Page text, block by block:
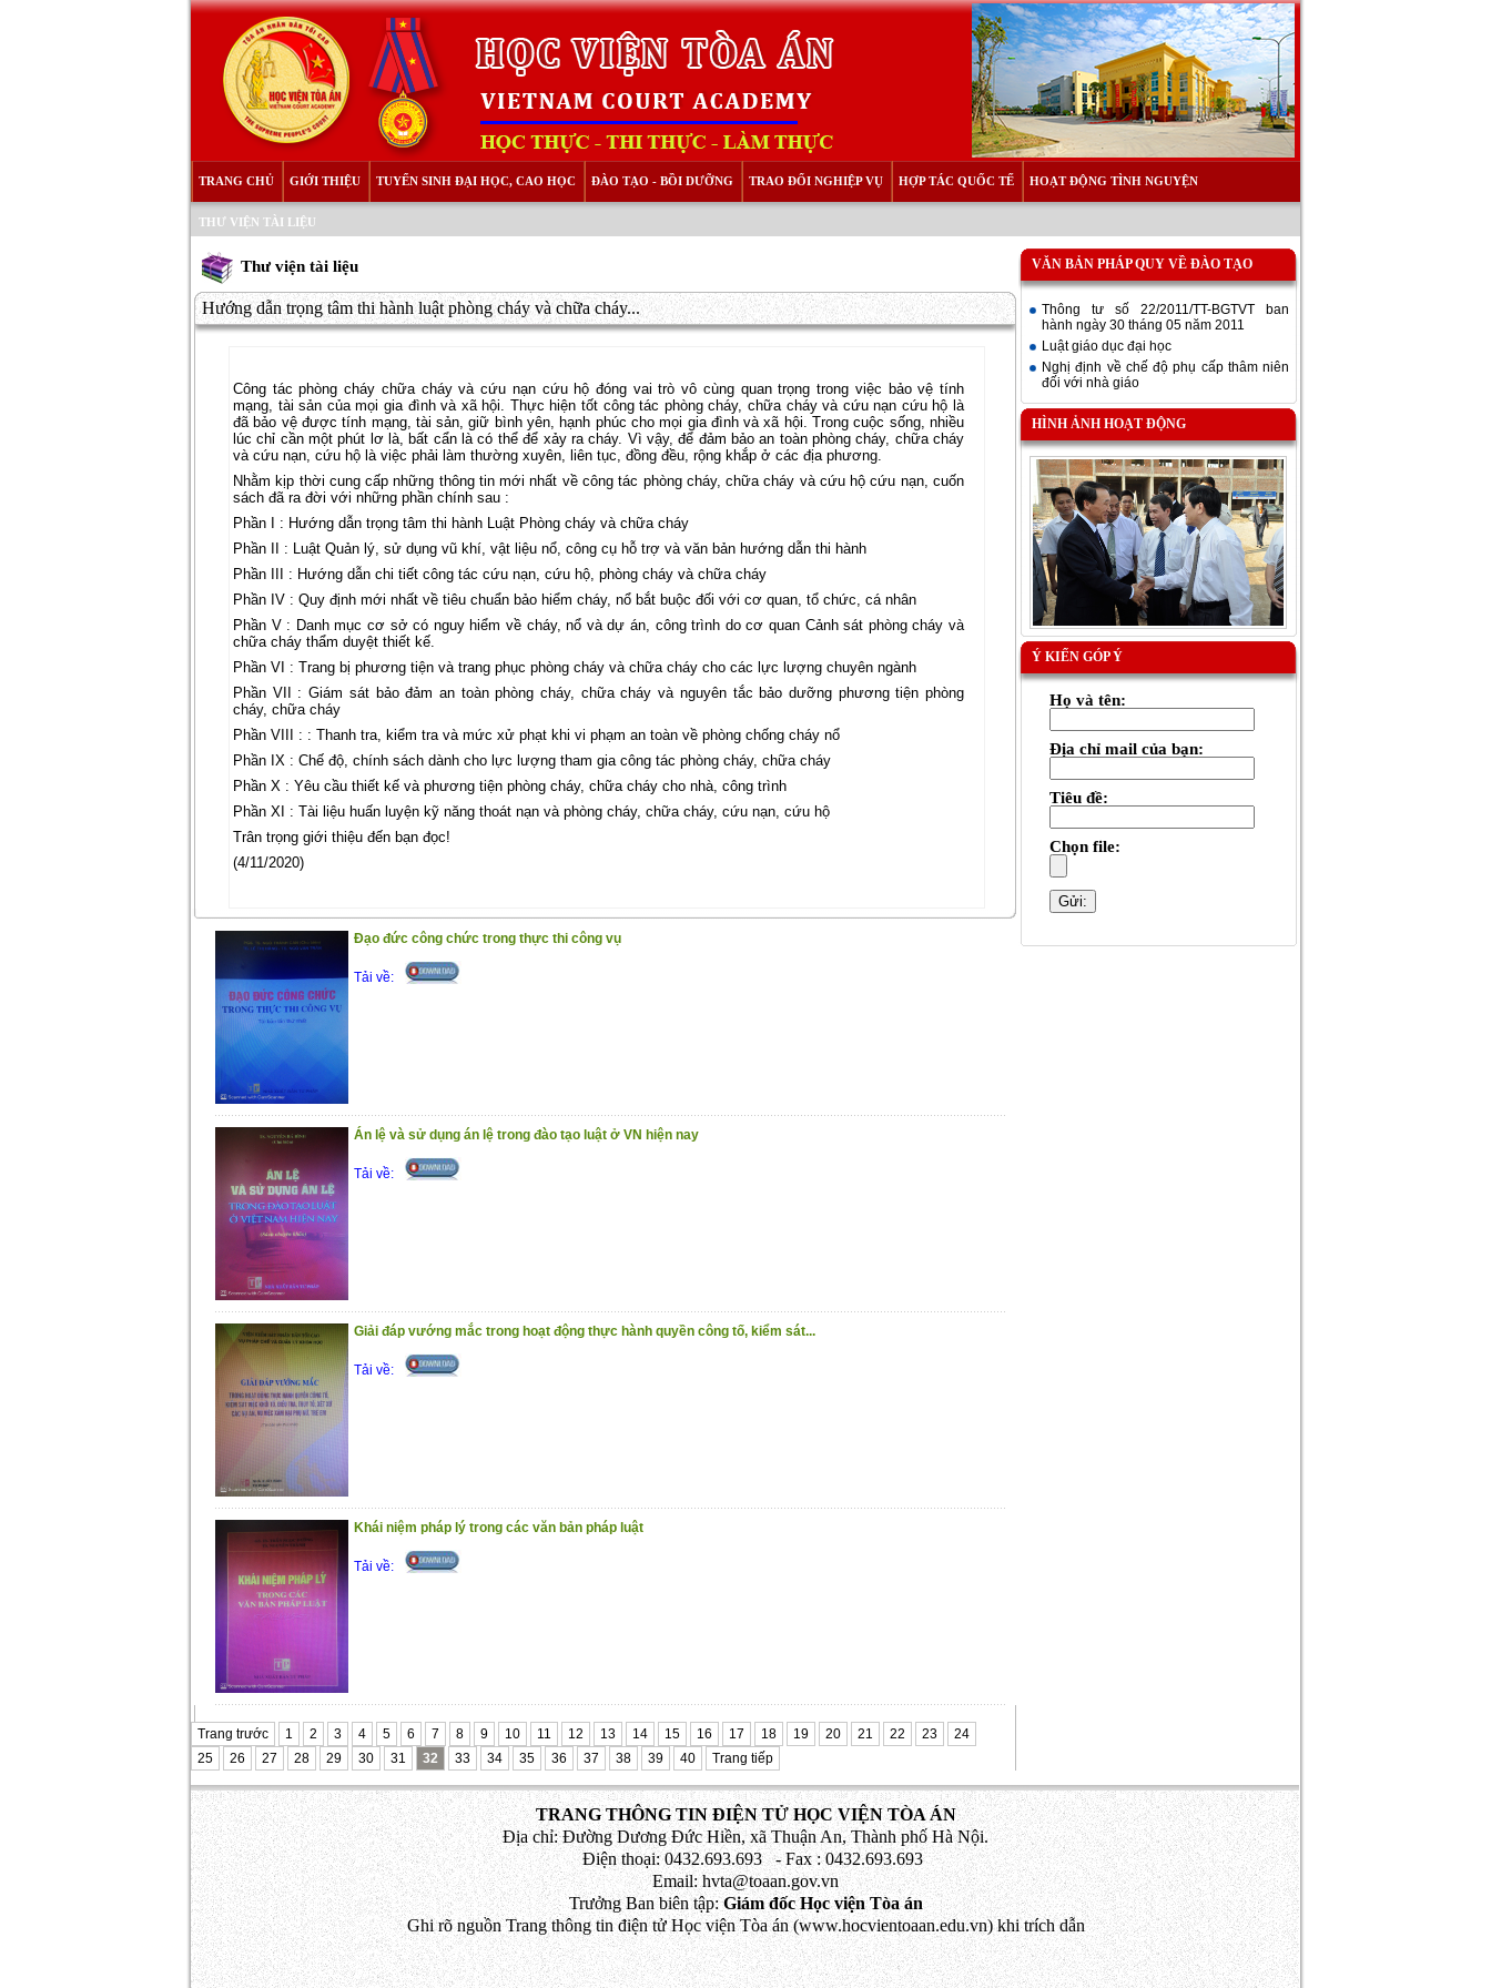
TRANG CHỦ GIỚI THIỆU TUYỂN SINH ĐẠI HỌC, CAO HỌC ĐÀO TẠO - BỒI DƯỠNG TRAO ĐỔI NGHIỆP VỤ HỢP TÁC QUỐC TẾ HOẠT ĐỘNG TÌNH NGUYỆN
THƯ VIỆN TÀI LIỆU
Thư viện tài liệu
Hướng dẫn trọng tâm thi hành luật phòng cháy và chữa cháy...
Công tác phòng cháy chữa cháy và cứu nạn cứu hộ đóng vai trò vô cùng quan trọng trong việc bảo vệ tính
mạng, tài sản của mọi gia đình và xã hội. Thực hiện tốt công tác phòng cháy, chữa cháy và cứu nạn cứu hộ là
đã bảo vệ được tính mạng, tài sản, giữ bình yên, hạnh phúc cho mọi gia đình và xã hội. Trong cuộc sống, nhiều
lúc chỉ cần một phút lơ là, bất cẩn là có thể để xảy ra cháy. Vì vậy, để đảm bảo an toàn phòng cháy, chữa cháy
và cứu nạn, cứu hộ là việc phải làm thường xuyên, liên tục, đồng đều, rộng khắp ở các địa phương.
Nhằm kịp thời cung cấp những thông tin mới nhất về công tác phòng cháy, chữa cháy và cứu hộ cứu nạn, cuốn
sách đã ra đời với những phần chính sau :
Phần I : Hướng dẫn trọng tâm thi hành Luật Phòng cháy và chữa cháy
Phần II : Luật Quản lý, sử dụng vũ khí, vật liệu nổ, công cụ hỗ trợ và văn bản hướng dẫn thi hành
Phần III : Hướng dẫn chi tiết công tác cứu nạn, cứu hộ, phòng cháy và chữa cháy
Phần IV : Quy định mới nhất về tiêu chuẩn bảo hiểm cháy, nổ bắt buộc đối với cơ quan, tổ chức, cá nhân
Phần V : Danh mục cơ sở có nguy hiểm về cháy, nổ và dự án, công trình do cơ quan Cảnh sát phòng cháy và
chữa cháy thẩm duyệt thiết kế.
Phần VI : Trang bị phương tiện và trang phục phòng cháy và chữa cháy cho các lực lượng chuyên ngành
Phần VII : Giám sát bảo đảm an toàn phòng cháy, chữa cháy và nguyên tắc bảo dưỡng phương tiện phòng
cháy, chữa cháy
Phần VIII : : Thanh tra, kiểm tra và mức xử phạt khi vi phạm an toàn về phòng chống cháy nổ
Phần IX : Chế độ, chính sách dành cho lực lượng tham gia công tác phòng cháy, chữa cháy
Phần X : Yêu cầu thiết kế và phương tiện phòng cháy, chữa cháy cho nhà, công trình
Phần XI : Tài liệu huấn luyện kỹ năng thoát nạn và phòng cháy, chữa cháy, cứu nạn, cứu hộ
Trân trọng giới thiệu đến bạn đọc!
(4/11/2020)
Đạo đức công chức trong thực thi công vụ
Tải về:
Án lệ và sử dụng án lệ trong đào tạo luật ở VN hiện nay
Tải về:
Giải đáp vướng mắc trong hoạt động thực hành quyền công tố, kiểm sát...
Tải về:
Khái niệm pháp lý trong các văn bản pháp luật
Tải về:
Trang trước 1 2 3 4 5 6 7 8 9 10 11 12 13 14 15 16 17 18 19 20 21 22 23
24
25
26 27 28 29 30 31 32 33 34 35 36 37 38 39 40 Trang tiếp
VĂN BẢN PHÁP QUY VỀ ĐÀO TẠO
Thông tư số 22/2011/TT-BGTVT ban
hành ngày 30 tháng 05 năm 2011
Luật giáo dục đại học
Nghị định về chế độ phụ cấp thâm niên
đối với nhà giáo
HÌNH ẢNH HOẠT ĐỘNG
Ý KIẾN GÓP Ý
Họ và tên:
Địa chỉ mail của bạn:
Tiêu đề:
Chọn file:
TRANG THÔNG TIN ĐIỆN TỬ HỌC VIỆN TÒA ÁN
Địa chỉ: Đường Dương Đức Hiền, xã Thuận An, Thành phố Hà Nội.
Điện thoại: 0432.693.693 - Fax : 0432.693.693
Email: hvta@toaan.gov.vn
Trưởng Ban biên tập:Giám đốc Học viện Tòa án
Ghi rõ nguồn Trang thông tin điện tử Học viện Tòa án (www.hocvientoaan.edu.vn) khi trích dẫn